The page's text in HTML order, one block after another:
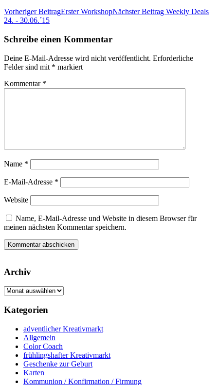
Vorheriger BeitragErster WorkshopNächster Beitrag Weekly Deals
24. - 30.06.´15
Schreibe einen Kommentar
Deine E-Mail-Adresse wird nicht veröffentlicht. Erforderliche
Felder sind mit * markiert
Kommentar *
Name *
E-Mail-Adresse *
Website
Name, E-Mail-Adresse und Website in diesem Browser für
meinen nächsten Kommentar speichern.
Archiv
Archiv
Kategorien
adventlicher Kreativmarkt
Allgemein
Color Coach
frühlingshafter Kreativmarkt
Geschenke zur Geburt
Karten
Kommunion / Konfirmation / Firmung